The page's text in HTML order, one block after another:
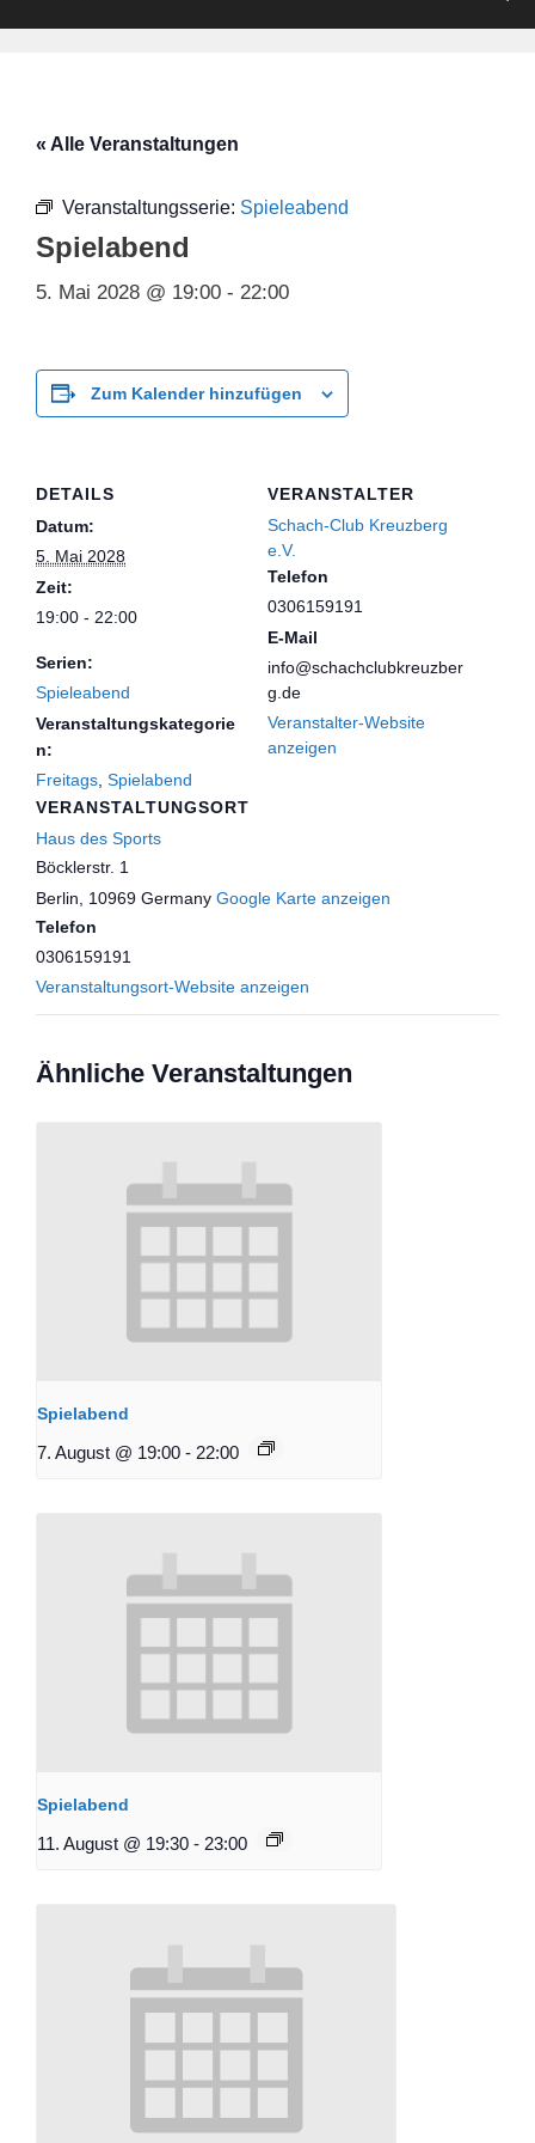
« Alle Veranstaltungen
Veranstaltungsserie: Spieleabend
Spielabend
5. Mai 2028 @ 19:00 - 22:00
Zum Kalender hinzufügen
DETAILS
Datum:
5. Mai 2028
Zeit:
19:00 - 22:00
Serien:
Spieleabend
Veranstaltungskategorie
n:
Freitags Spielabend
VERANSTALTUNGSORT
Haus des Sports
Böcklerstr. 1
Berlin
10969 Germany Google Karte anzeigen
Telefon
0306159191
Veranstaltungsort-Website anzeigen
VERANSTALTER
Schach-Club Kreuzberg
e.V.
Telefon
0306159191
E-Mail
info@schachclubkreuzber
g.de
Veranstalter-Website
anzeigen
Ähnliche Veranstaltungen
Spielabend
7. August @ 19:00 - 22:00
Spielabend
11. August @ 19:30 - 23:00